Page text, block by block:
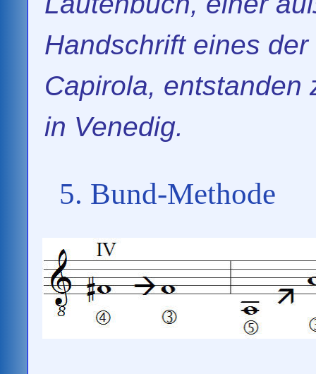
Handschrift eines
Capirola, entstanden
in Venedig.
5. Bund-Methode